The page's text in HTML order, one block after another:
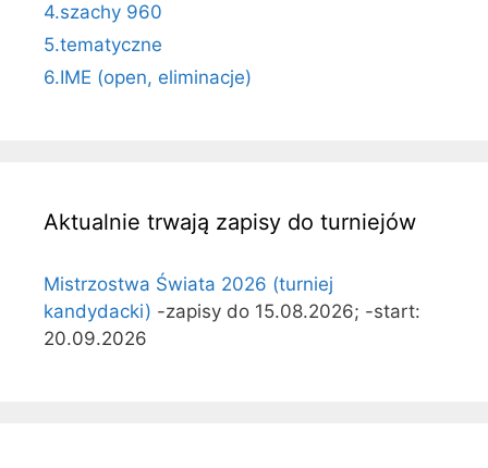
4.szachy 960
5.tematyczne
6.IME (open, eliminacje)
Aktualnie trwają zapisy do turniejów
Mistrzostwa Świata 2026 (turniej
kandydacki) -zapisy do 15.08.2026; -start:
20.09.2026